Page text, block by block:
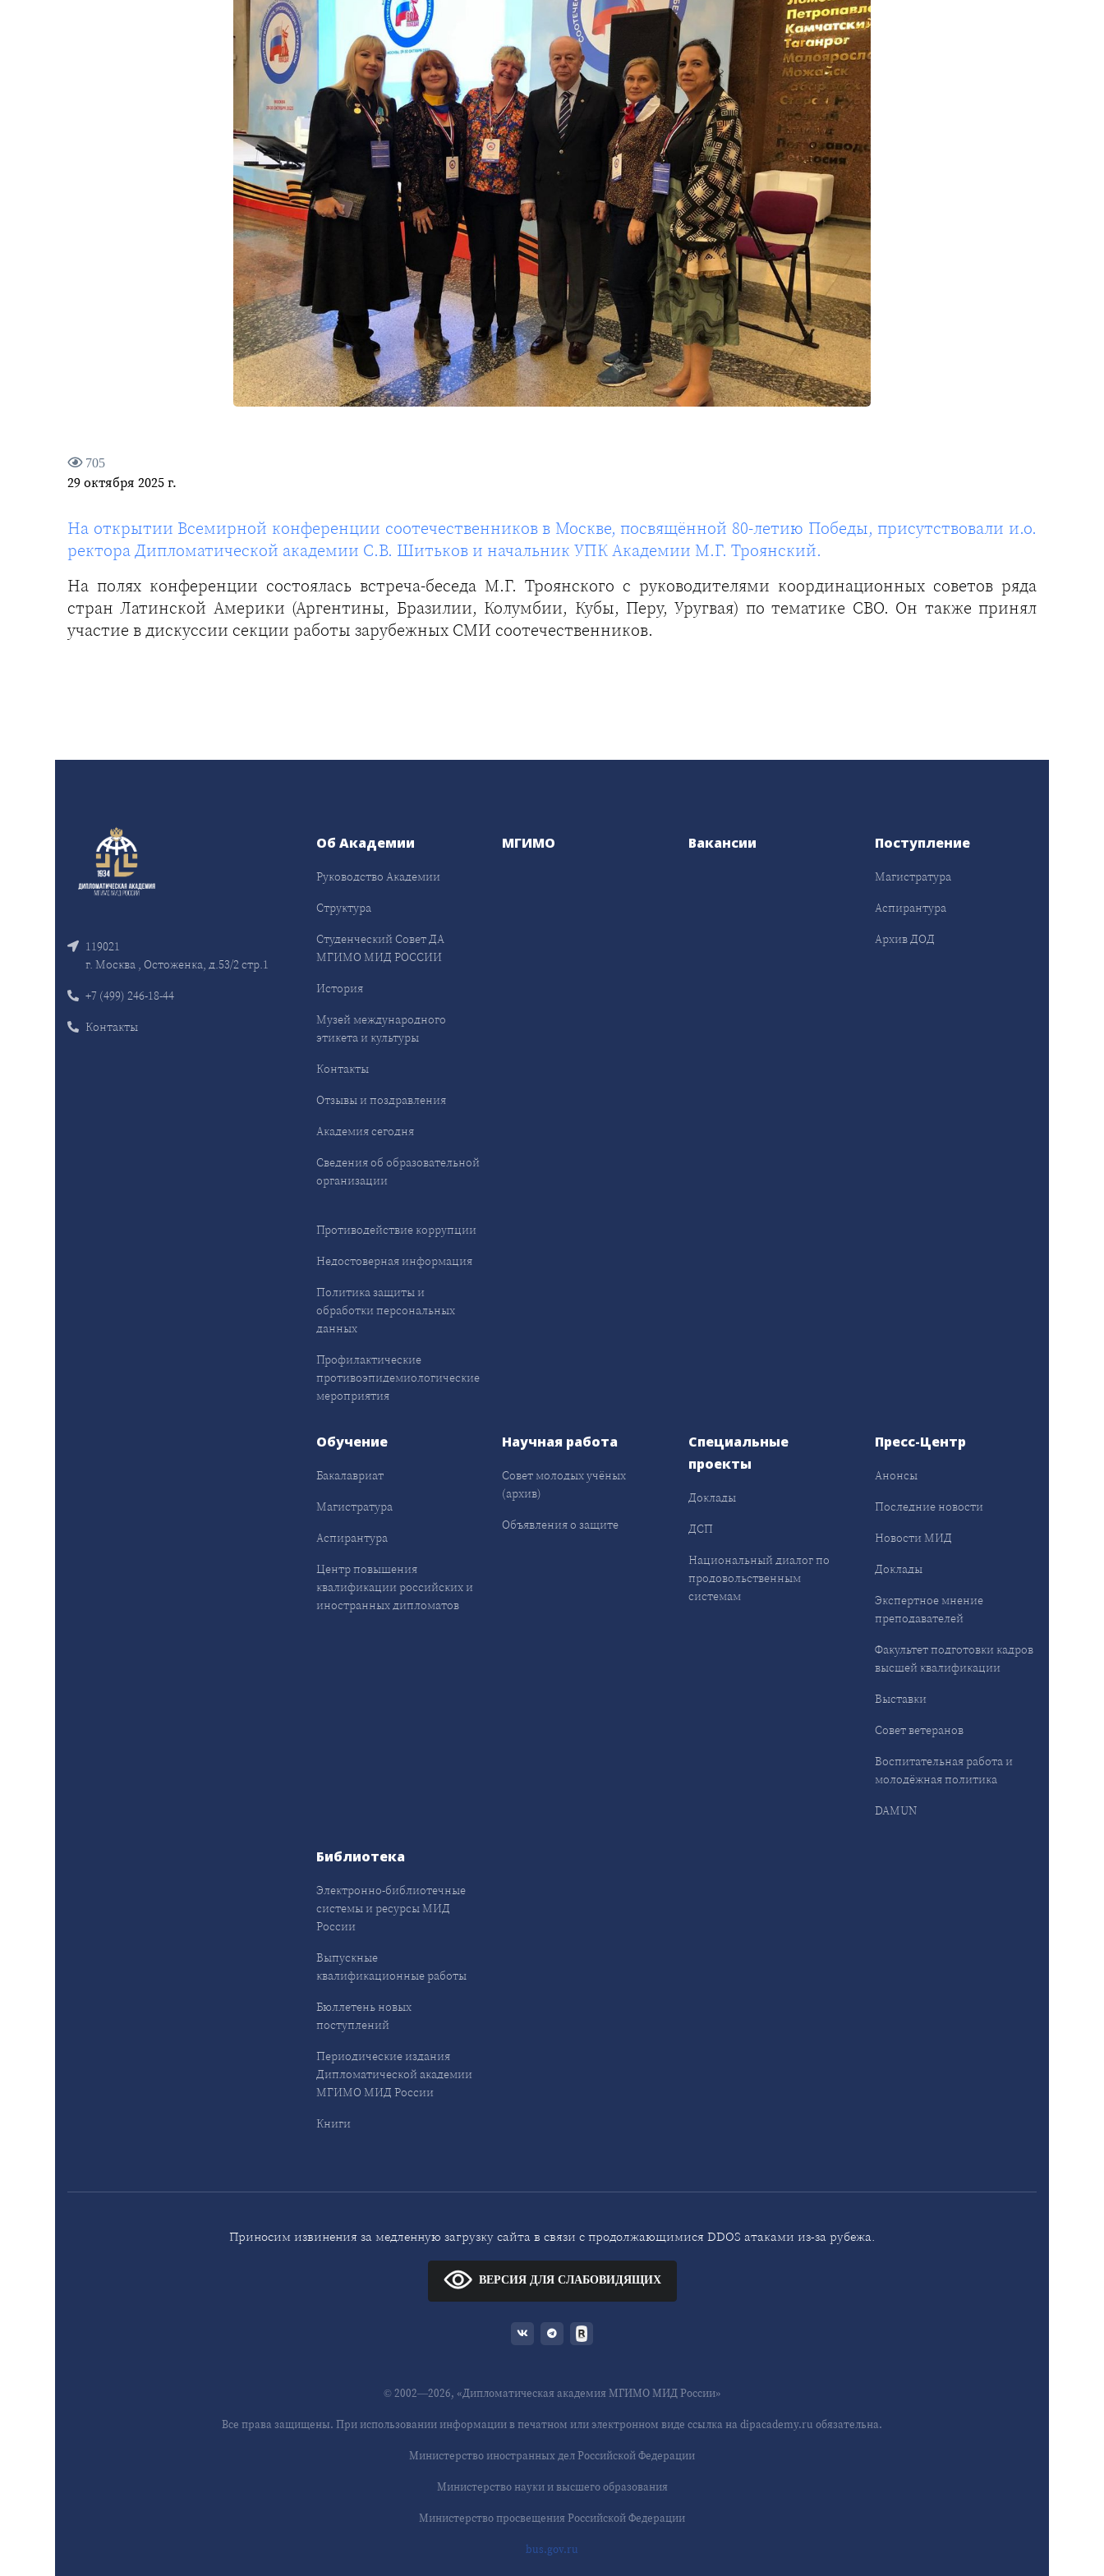
705
29 октября 2025 г.
На открытии Всемирной конференции соотечественников в Москве, посвящённой 80-летию Победы, присутствовали и.о.
ректора Дипломатической академии С.В. Шитьков и начальник УПК Академии М.Г. Троянский.
На полях конференции состоялась встреча-беседа М.Г. Троянского с руководителями координационных советов ряда
стран Латинской Америки (Аргентины, Бразилии, Колумбии, Кубы, Перу, Уругвая) по тематике СВО. Он также принял
участие в дискуссии секции работы зарубежных СМИ соотечественников.
119021
г. Москва , Остоженка, д.53/2 стр.1
+7 (499) 246-18-44
Контакты
Об Академии
Руководство Академии
Структура
Студенческий Совет ДА
МГИМО МИД РОССИИ
История
Музей международного
этикета и культуры
Контакты
Отзывы и поздравления
Академия сегодня
Сведения об образовательной
организации
Противодействие коррупции
Недостоверная информация
Политика защиты и
обработки персональных
данных
Профилактические
противоэпидемиологические
мероприятия
МГИМО Вакансии Поступление
Магистратура
Аспирантура
Архив ДОД
Обучение
Бакалавриат
Магистратура
Аспирантура
Центр повышения
квалификации российских и
иностранных дипломатов
Научная работа
Совет молодых учёных
(архив)
Объявления о защите
Специальные
проекты
Доклады
ДСП
Национальный диалог по
продовольственным
системам
Пресс-Центр
Анонсы
Последние новости
Новости МИД
Доклады
Экспертное мнение
преподавателей
Факультет подготовки кадров
высшей квалификации
Выставки
Совет ветеранов
Воспитательная работа и
молодёжная политика
DAMUN
Библиотека
Электронно-библиотечные
системы и ресурсы МИД
России
Выпускные
квалификационные работы
Бюллетень новых
поступлений
Периодические издания
Дипломатической академии
МГИМО МИД России
Книги
Приносим извинения за медленную загрузку сайта в связи с продолжающимися DDOS атаками из-за рубежа.
ВЕРСИЯ ДЛЯ СЛАБОВИДЯЩИХ
© 2002—2026, «Дипломатическая академия МГИМО МИД России»
Все права защищены. При использовании информации в печатном или электронном виде ссылка на dipacademy.ru обязательна.
Министерство иностранных дел Российской Федерации
Министерство науки и высшего образования
Министерство просвещения Российской Федерации
bus.gov.ru